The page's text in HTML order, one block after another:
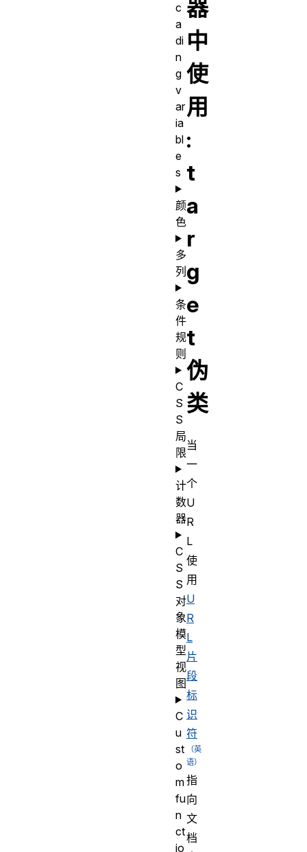
器
中
使
用
:
t
a
r
g
e
t
伪
类
当
一
个
U
R
L
使
用
U
R
L
片
段
标
识
符
指
向
文
档
c
a
di
n
g
v
ar
ia
bl
e
s
颜
色
多
列
条
件
规
则
C
S
S
局
限
计
数
器
C
S
S
对
象
模
型
视
图
C
u
st
o
m
fu
n
ct
io